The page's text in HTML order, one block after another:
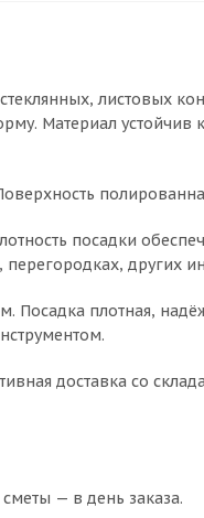
листовых
Материал
посадки
других
Посадка плотная,
доставка со
— в день заказа.